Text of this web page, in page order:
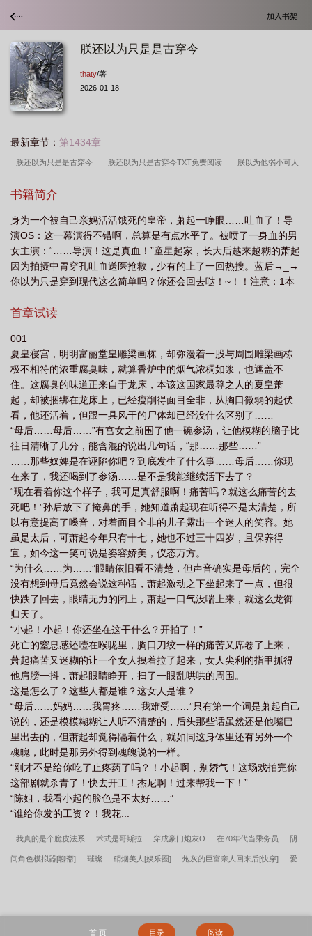
加入书架
朕还以为只是是古穿今
thaty/著
2026-01-18
最新章节： 第1434章
朕还以为只是是古穿今 朕还以为只是古穿今TXT免费阅读 朕以为他弱小可人
介 朕以为他弱小可人作者糖雪球啊
他弱小可人糖雪球啊在线 朕以为他弱小可人鲲弩网 朕还以为只是古穿今
... 朕以为他温柔可人 朕以为是古穿今格格党 朕还以为只是古穿今百
度 朕以为他弱小 朕以为他弱小可怜全文阅读 朕还以为只是古穿今
TXT 朕以为他弱小 可人 朕以为只是是古穿今 是朕以为自己是攻
书籍简介
身为一个被自己亲妈活活饿死的皇帝，萧起一睁眼……吐血了！导
演OS：这一幕演得不错啊，总算是有点水平了。被喷了一身血的男
女主演：“……导演！这是真血！”童星起家，长大后越来越糊的萧起
因为拍摄中胃穿孔吐血送医抢救，少有的上了一回热搜。蓝后→_→
你以为只是穿到现代这么简单吗？你还会回去哒！~！！注意：1本
首章试读
001
夏皇寝宫，明明富丽堂皇雕梁画栋，却弥漫着一股与周围雕梁画栋
极不相符的浓重腐臭味，就算香炉中的烟气浓稠如浆，也遮盖不
住。这腐臭的味道正来自于龙床，本该这国家最尊之人的夏皇萧
起，却被捆绑在龙床上，已经瘦削得面目全非，从胸口微弱的起伏
看，他还活着，但跟一具风干的尸体却已经没什么区别了……
“母后……母后……”有宫女之前围了他一碗参汤，让他模糊的脑子比
往日清晰了几分，能含混的说出几句话，“那……那些……”
……那些奴婢是在诬陷你吧？到底发生了什么事……母后……你现
在来了，我还喝到了参汤……是不是我能继续活下去了？
“现在看着你这个样子，我可是真舒服啊！痛苦吗？就这么痛苦的去
死吧！”孙后放下了掩鼻的手，她知道萧起现在听得不是太清楚，所
以有意提高了嗓音，对着面目全非的儿子露出一个迷人的笑容。她
虽是太后，可萧起今年只有十七，她也不过三十四岁，且保养得
宜，如今这一笑可说是姿容娇美，仪态万方。
“为什么……为……”眼睛依旧看不清楚，但声音确实是母后的，完全
没有想到母后竟然会说这种话，萧起激动之下坐起来了一点，但很
快跌了回去，眼睛无力的闭上，萧起一口气没喘上来，就这么龙御
归天了。
“小起！小起！你还坐在这干什么？开拍了！”
死亡的窒息感还噎在喉咙里，胸口刀绞一样的痛苦又席卷了上来，
萧起痛苦又迷糊的让一个女人拽着拉了起来，女人尖利的指甲抓得
他肩膀一抖，萧起眼睛睁开，扫了一眼乱哄哄的周围。
这是怎么了？这些人都是谁？这女人是谁？
“母后……妈妈……我胃疼……我难受……”只有第一个词是萧起自己
说的，还是模模糊糊让人听不清楚的，后头那些话虽然还是他嘴巴
里出去的，但萧起却觉得隔着什么，就如同这身体里还有另外一个
魂魄，此时是那另外得到魂魄说的一样。
“刚才不是给你吃了止疼药了吗？！小起啊，别娇气！这场戏拍完你
这部剧就杀青了！快去开工！杰尼啊！过来帮我一下！”
“陈姐，我看小起的脸色是不太好……”
“谁给你发的工资？！我花...
我真的是个脆皮法系 术式是哥斯拉 穿成豪门炮灰O 在70年代当乘务员 阴
间角色模拟器[聊斋] 璀璨 硝烟美人[娱乐圈] 炮灰的巨富亲人回来后[快穿] 爱
首 页 目录 阅读